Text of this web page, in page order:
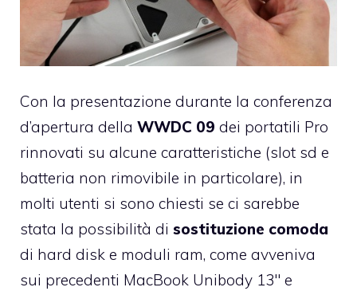
Con la presentazione durante la conferenza
d’apertura della WWDC 09 dei portatili Pro
rinnovati su alcune caratteristiche (slot sd e
batteria non rimovibile in particolare), in
molti utenti si sono chiesti se ci sarebbe
stata la possibilità di sostituzione comoda
di hard disk e moduli ram, come avveniva
sui precedenti MacBook Unibody 13″ e